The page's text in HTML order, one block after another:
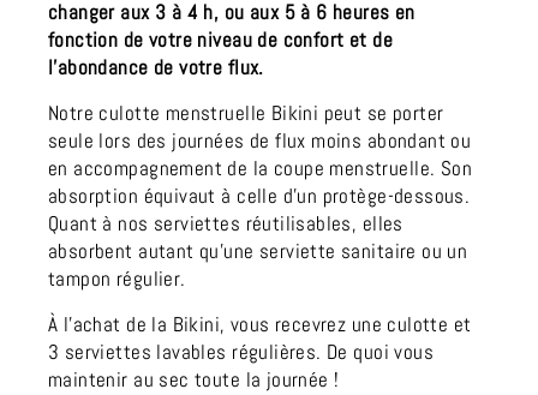
changer aux 3 à 4 h, ou aux 5 à 6 heures en
fonction de votre niveau de confort et de
l'abondance de votre flux.
Notre culotte menstruelle Bikini peut se porter
seule lors des journées de flux moins abondant ou
en accompagnement de la coupe menstruelle. Son
absorption équivaut à celle d'un protège-dessous.
Quant à nos serviettes réutilisables, elles
absorbent autant qu’une serviette sanitaire ou un
tampon régulier.
À l’achat de la Bikini, vous recevrez une culotte et
3 serviettes lavables régulières. De quoi vous
maintenir au sec toute la journée !